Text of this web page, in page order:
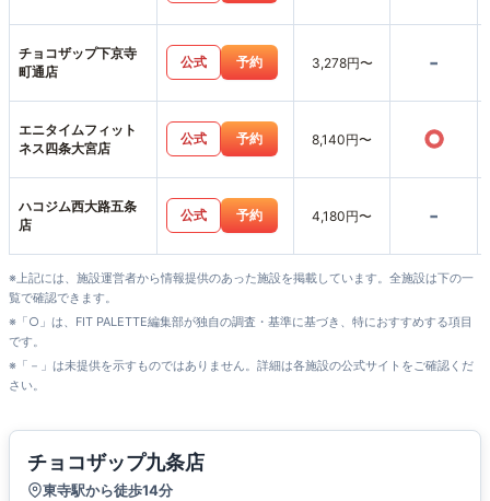
チョコザップ下京寺
町通店
公式 予約 3,278円〜 -
エニタイムフィット
ネス四条大宮店
公式 予約 8,140円〜 ○
ハコジム西大路五条
店
公式 予約 4,180円〜 -
※上記には、施設運営者から情報提供のあった施設を掲載しています。全施設は下の一
覧で確認できます。
※「○」は、FIT PALETTE編集部が独自の調査・基準に基づき、特におすすめする項目
です。
※「－」は未提供を示すものではありません。詳細は各施設の公式サイトをご確認くだ
さい。
チョコザップ九条店
東寺駅から徒歩14分